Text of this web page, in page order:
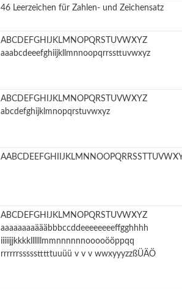
46 Leerzeichen für Zahlen- und Zeichensatz
ABCDEFGHIJKLMNOPQRSTUVWXYZ
aaabcdeeefghiijkllmnnoopqrrssttuvwxyz
ABCDEFGHIJKLMNOPQRSTUVWXYZ
abcdefghijklmnopqrstuvwxyz
ABCDEFGHIJKLMNOPQRSTUVWXYZ
aaaaaaaaäääbbbccddeeeeeeeeffgghhhh
iiiiijjkkkkllllllmmnnnnnnooooööppqq
rrrrrrssssstttttuuüü v v v wwxyyyzzßÜÄÖ